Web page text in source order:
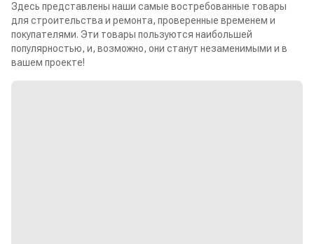
Здесь представлены наши самые востребованные товары
для строительства и ремонта, проверенные временем и
покупателями. Эти товары пользуются наибольшей
популярностью, и, возможно, они станут незаменимыми и в
вашем проекте!